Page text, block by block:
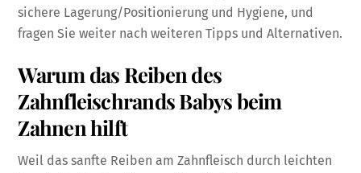
sichere Lagerung/Positionierung und Hygiene, und
fragen Sie weiter nach weiteren Tipps und Alternativen.
Warum das Reiben des
Zahnfleischrands Babys beim
Zahnen hilft
Weil das sanfte Reiben am Zahnfleisch durch leichten